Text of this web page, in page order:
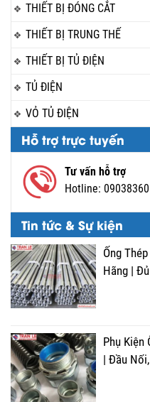
THIẾT BỊ ĐÓNG CẮT
THIẾT BỊ TRUNG THẾ
THIẾT BỊ TỦ ĐIỆN
TỦ ĐIỆN
VỎ TỦ ĐIỆN
Hỗ trợ trực tuyến
Tư vấn hỗ trợ
Hotline:
Tin tức & Sự kiện
Ống
Hãng |
Phụ Kiện
| Đầu